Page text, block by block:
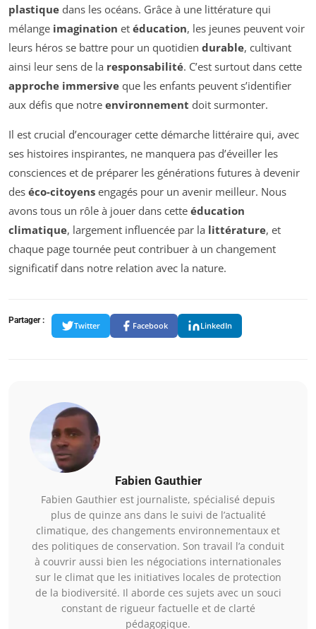
plastique dans les océans. Grâce à une littérature qui
mélange imagination et éducation, les jeunes peuvent voir
leurs héros se battre pour un quotidien durable, cultivant
ainsi leur sens de la responsabilité. C’est surtout dans cette
approche immersive que les enfants peuvent s’identifier
aux défis que notre environnement doit surmonter.
Il est crucial d’encourager cette démarche littéraire qui, avec
ses histoires inspirantes, ne manquera pas d’éveiller les
consciences et de préparer les générations futures à devenir
des éco-citoyens engagés pour un avenir meilleur. Nous
avons tous un rôle à jouer dans cette éducation
climatique, largement influencée par la littérature, et
chaque page tournée peut contribuer à un changement
significatif dans notre relation avec la nature.
Partager :
Twitter Facebook LinkedIn
Fabien Gauthier
Fabien Gauthier est journaliste, spécialisé depuis
plus de quinze ans dans le suivi de l’actualité
climatique, des changements environnementaux et
des politiques de conservation. Son travail l’a conduit
à couvrir aussi bien les négociations internationales
sur le climat que les initiatives locales de protection
de la biodiversité. Il aborde ces sujets avec un souci
constant de rigueur factuelle et de clarté
pédagogique.